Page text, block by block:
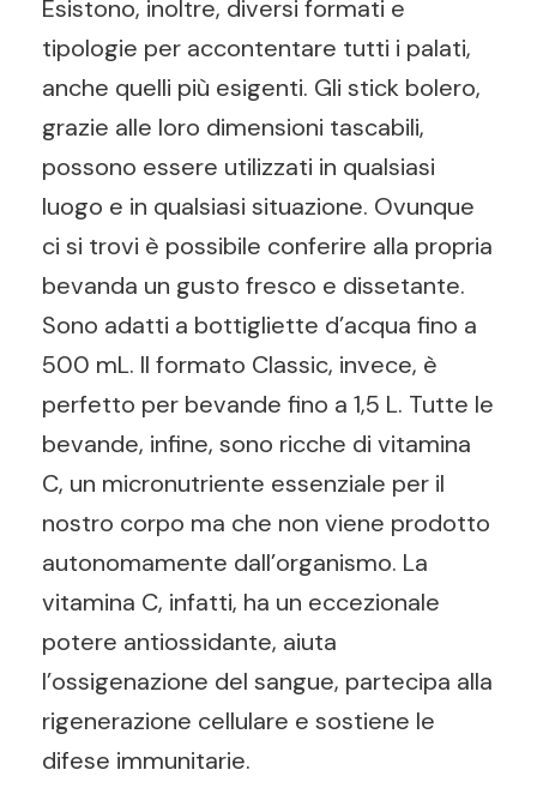
Esistono, inoltre, diversi formati e
tipologie per accontentare tutti i palati,
anche quelli più esigenti. Gli stick bolero,
grazie alle loro dimensioni tascabili,
possono essere utilizzati in qualsiasi
luogo e in qualsiasi situazione. Ovunque
ci si trovi è possibile conferire alla propria
bevanda un gusto fresco e dissetante.
Sono adatti a bottigliette d’acqua fino a
500 mL. Il formato Classic, invece, è
perfetto per bevande fino a 1,5 L. Tutte le
bevande, infine, sono ricche di vitamina
C, un micronutriente essenziale per il
nostro corpo ma che non viene prodotto
autonomamente dall’organismo. La
vitamina C, infatti, ha un eccezionale
potere antiossidante, aiuta
l’ossigenazione del sangue, partecipa alla
rigenerazione cellulare e sostiene le
difese immunitarie.